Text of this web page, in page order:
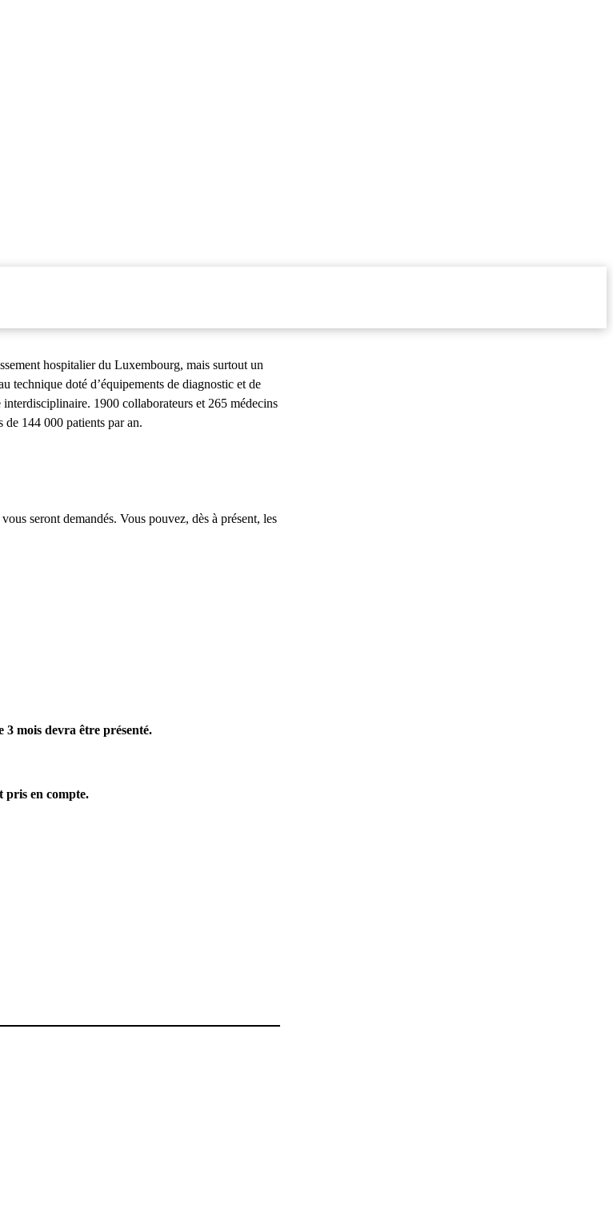
hospitalier du Luxembourg, mais surtout un
technique doté d’équipements de diagnostic et de
1900 collaborateurs et 265 médecins
144 000 patients par an.
seront demandés. Vous pouvez, dès à présent, les
mois devra être présenté.
pris en compte.